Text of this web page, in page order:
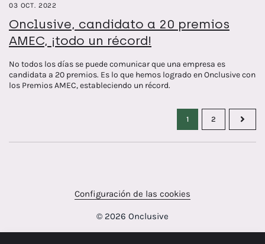
03 OCT. 2022
Onclusive, candidato a 20 premios
AMEC, ¡todo un récord!
No todos los días se puede comunicar que una empresa es
candidata a 20 premios. Es lo que hemos logrado en Onclusive con
los Premios AMEC, estableciendo un récord.
1 2
Configuración de las cookies
© 2026 Onclusive